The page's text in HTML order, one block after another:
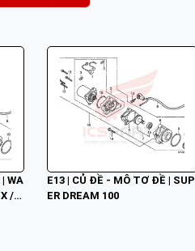
WA
/
E13 | CỦ ĐỀ - MÔ TƠ ĐỀ | SUP
ER DREAM 100